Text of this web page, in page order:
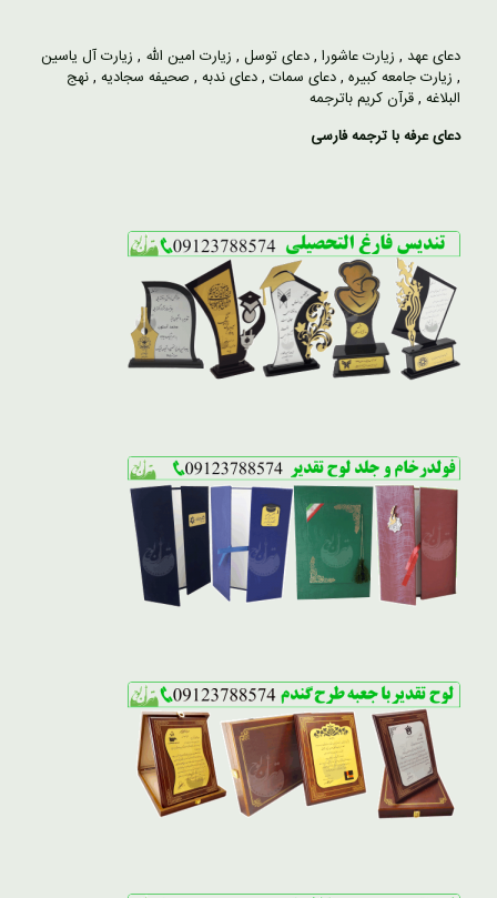
دعای عهد , زیارت عاشورا ,دعای توسل , زیارت امین الله , زیارت آل یاسین
, زیارت جامعه کبیره ,دعای سمات ,دعای ندبه , صحیفه سجادیه ,نهج
البلاغه ,قرآن کریم باترجمه
دعای عرفه با ترجمه فارسی